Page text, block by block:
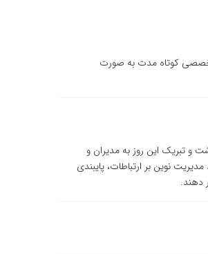
تخصصی کوتاه مدت به صورت
و تبریک این روز به مدیران و
نوین بر ارتباطات، پایبندی
دهند.